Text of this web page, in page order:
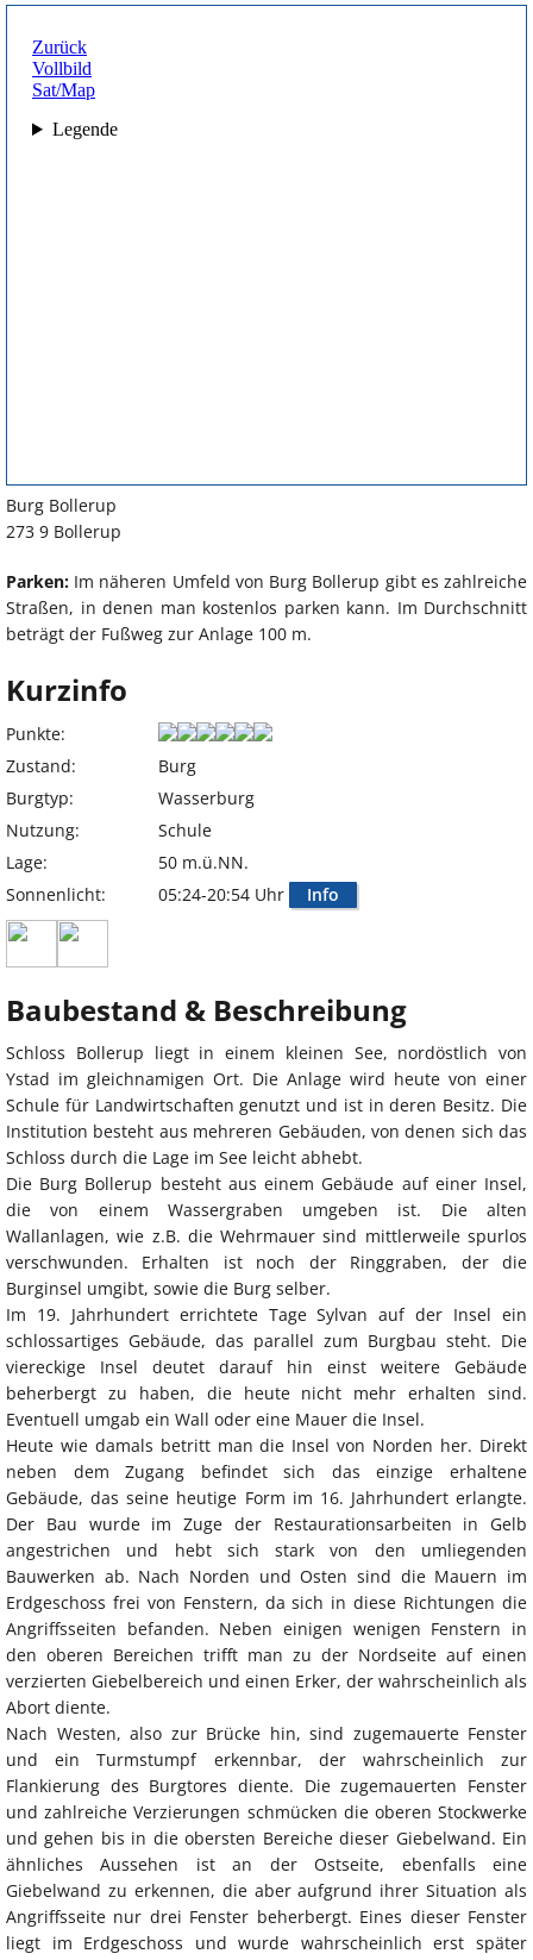
Burg Bollerup
273 9 Bollerup
Parken: Im näheren Umfeld von Burg Bollerup gibt es zahlreiche
Straßen, in denen man kostenlos parken kann. Im Durchschnitt
beträgt der Fußweg zur Anlage 100 m.
Kurzinfo
Punkte:
Zustand:
Burg
Burgtyp:
Wasserburg
Nutzung:
Schule
Lage:
50 m.ü.NN.
Sonnenlicht:
05:24-20:54 Uhr Info
Baubestand & Beschreibung
Schloss Bollerup liegt in einem kleinen See, nordöstlich von
Ystad im gleichnamigen Ort. Die Anlage wird heute von einer
Schule für Landwirtschaften genutzt und ist in deren Besitz. Die
Institution besteht aus mehreren Gebäuden, von denen sich das
Schloss durch die Lage im See leicht abhebt.
Die Burg Bollerup besteht aus einem Gebäude auf einer Insel,
die von einem Wassergraben umgeben ist. Die alten
Wallanlagen, wie z.B. die Wehrmauer sind mittlerweile spurlos
verschwunden. Erhalten ist noch der Ringgraben, der die
Burginsel umgibt, sowie die Burg selber.
Im 19. Jahrhundert errichtete Tage Sylvan auf der Insel ein
schlossartiges Gebäude, das parallel zum Burgbau steht. Die
viereckige Insel deutet darauf hin einst weitere Gebäude
beherbergt zu haben, die heute nicht mehr erhalten sind.
Eventuell umgab ein Wall oder eine Mauer die Insel.
Heute wie damals betritt man die Insel von Norden her. Direkt
neben dem Zugang befindet sich das einzige erhaltene
Gebäude, das seine heutige Form im 16. Jahrhundert erlangte.
Der Bau wurde im Zuge der Restaurationsarbeiten in Gelb
angestrichen und hebt sich stark von den umliegenden
Bauwerken ab. Nach Norden und Osten sind die Mauern im
Erdgeschoss frei von Fenstern, da sich in diese Richtungen die
Angriffsseiten befanden. Neben einigen wenigen Fenstern in
den oberen Bereichen trifft man zu der Nordseite auf einen
verzierten Giebelbereich und einen Erker, der wahrscheinlich als
Abort diente.
Nach Westen, also zur Brücke hin, sind zugemauerte Fenster
und ein Turmstumpf erkennbar, der wahrscheinlich zur
Flankierung des Burgtores diente. Die zugemauerten Fenster
und zahlreiche Verzierungen schmücken die oberen Stockwerke
und gehen bis in die obersten Bereiche dieser Giebelwand. Ein
ähnliches Aussehen ist an der Ostseite, ebenfalls eine
Giebelwand zu erkennen, die aber aufgrund ihrer Situation als
Angriffsseite nur drei Fenster beherbergt. Eines dieser Fenster
liegt im Erdgeschoss und wurde wahrscheinlich erst später